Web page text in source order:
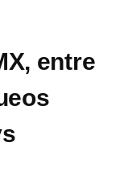
entre